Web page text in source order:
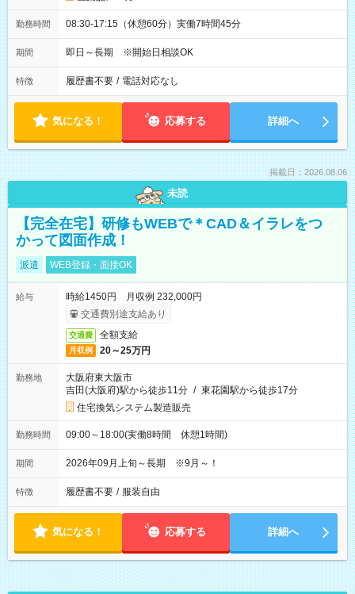
勤務時間 08:30-17:15（休憩60分）実働7時間45分
期間 即日～長期 ※開始日相談OK
特徴 履歴書不要 / 電話対応なし
気になる！ 応募する 詳細へ
掲載日：2026.08.06
未読
【完全在宅】研修もWEBで＊CAD＆イラレをつ
かって図面作成！
派遣 WEB登録・面接OK
給与
時給1450円 月収例 232,000円
交通費別途支給あり
交通費 全額支給
月収例 20～25万円
勤務地
大阪府東大阪市
吉田(大阪府)駅から徒歩11分 / 東花園駅から徒歩17分
住宅換気システム製造販売
勤務時間 09:00～18:00(実働8時間 休憩1時間)
期間 2026年09月上旬～長期 ※9月～！
特徴 履歴書不要 / 服装自由
気になる！ 応募する 詳細へ